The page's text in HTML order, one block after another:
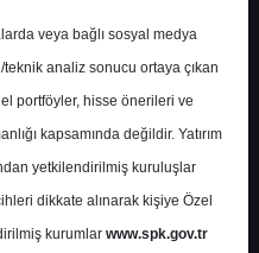
Rapor Detay
05 Haziran 2025
veya bağlı sosyal medya
analiz sonucu ortaya çıkan
portföyler, hisse önerileri ve
kapsamında değildir. Yatırım
yetkilendirilmiş kuruluşlar
dikkate alınarak kişiye Özel
kurumlar www.spk.gov.tr